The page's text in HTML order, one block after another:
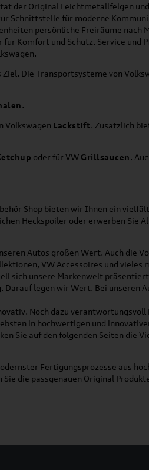
der Original Leichtmetallfelgen
Schnittstelle für moderne
persönliche Freiräume nach
Komfort und Schutz. Service und
Die Transportsysteme von
.
Volkswagen Lackstift. Zusätzlich
oder für VW Grillsaucen.
Shop bieten wir Ihnen ein
Heckspoiler oder erwerben Sie
Autos großen Wert. Auch die
VW Accessoires und vieles
sich unsere Markenwelt
legen wir Wert. Bei unseren
Noch dazu
in hochwertigen und
Sie auf den folgenden Seiten die
Fertigungsprozesse aus
die passgenauen Original